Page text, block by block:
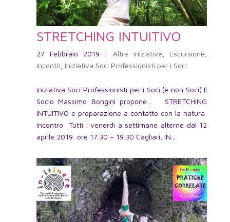
STRETCHING INTUITIVO
27 Febbraio 2019 | Altre iniziative Escursione
Incontri Iniziativa Soci Professionisti per i Soci
Iniziativa Soci Professionisti per i Soci (e non Soci) Il
Socio Massimo Bongini propone… STRETCHING
INTUITIVO e preparazione a contatto con la natura
Incontro Tutti i venerdì a settimane alterne dal 12
aprile 2019 ore 17.30 – 19.30 Cagliari, IN...